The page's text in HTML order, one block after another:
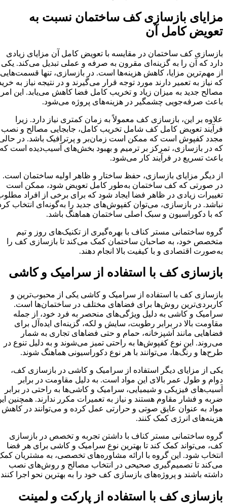
مزایای بازسازی کف ساختمان نسبت به
تعویض کامل آن
بازسازی کف ساختمان در مقایسه با تعویض کامل آن مزایای زیادی
دارد که آن را به گزینه‌ای مقرون به صرفه و عملی تبدیل می‌کند. یکی
از مهم‌ترین مزایا، کاهش هزینه‌ها است. در بازسازی، تنها قسمت‌هایی
که نیاز به تعمیر دارند مورد توجه قرار می‌گیرند و در نتیجه نیاز به خرید
مصالح جدید به میزان زیاد و تخریب کامل فضا کاهش می‌یابد. این امر
باعث صرفه‌جویی چشمگیر در هزینه‌های پروژه می‌شود.
علاوه بر این، بازسازی کف معمولاً به زمان کمتری نیاز دارد. زیرا
فرآیند تعویض کامل کف شامل تخریب کامل، جابجایی مصالح و نصب
مجدد کفپوش است که ممکن است زمان‌بر و پرترافیک باشد. در حالی
که در بازسازی، تمرکز بر ترمیم و بهبود بخش‌های آسیب‌دیده است که
باعث تسریع در فرآیند کار می‌شود.
از دیگر مزایای بازسازی، حفظ ساختار و ظاهر اولیه ساختمان است.
در صورتی که کف ساختمان به‌طور کامل تعویض شود، ممکن است
تغییرات زیادی در ظاهر فضا ایجاد شود که برای برخی از افراد مطلوب
نباشد. در بازسازی، می‌توان کفپوش‌های جدید را به‌گونه‌ای انتخاب کرد
که با دکوراسیون و سبک اصلی ساختمان هماهنگ باشد.
گروه ساختمانی مستر کناف با بهره‌گیری از تکنیک‌های روز و تیم
متخصص خود، به صاحبان ساختمان کمک می‌کند تا بازسازی کف را
به‌صورت اقتصادی و با کیفیت بالا انجام دهند.
بازسازی کف با استفاده از سرامیک و کاشی
بازسازی کف با استفاده از سرامیک و کاشی یکی از محبوب‌ترین و
کاربردی‌ترین روش‌ها برای فضاهای مختلف در ساختمان‌ها است.
سرامیک و کاشی به دلیل ویژگی‌های منحصر به فرد خود، از جمله
مقاومت بالا در برابر رطوبت، سایش و لکه، گزینه‌ای ایده‌آل برای
فضاهایی مانند آشپزخانه، حمام و حتی فضاهای تجاری به شمار
می‌روند. این نوع کفپوش‌ها به راحتی تمیز می‌شوند و به دلیل تنوع در
طرح‌ها و رنگ‌ها، می‌توانند با هر نوع دکوراسیونی هماهنگ شوند.
یکی از مزایای دیگر استفاده از سرامیک و کاشی در بازسازی کف،
دوام و طول عمر بالای این مواد است. به دلیل مقاومت در برابر
آسیب‌های فیزیکی و شیمیایی، سرامیک و کاشی‌ها به راحتی در برابر
ضربه و فشار مقاوم هستند و نیاز به تعمیرات مکرر ندارند. همچنین این
مواد به عنوان عایق صوتی و حرارتی عمل کرده و می‌توانند در کاهش
هزینه‌های انرژی کمک کنند.
گروه ساختمانی مستر کناف با داشتن تجربه و تخصص در بازسازی
کف، می‌تواند کمک کند تا بهترین نوع سرامیک و کاشی برای هر فضا
انتخاب شود. این گروه با ارائه مشاوره‌های تخصصی، به مشتریان کمک
می‌کند تا تصمیم‌گیری صحیحی در انتخاب مصالح و روش‌های نصب
داشته باشند و پروژه‌های بازسازی کف خود را به بهترین نحو اجرا کنند.
بازسازی کف با استفاده از پارکت و لمینت